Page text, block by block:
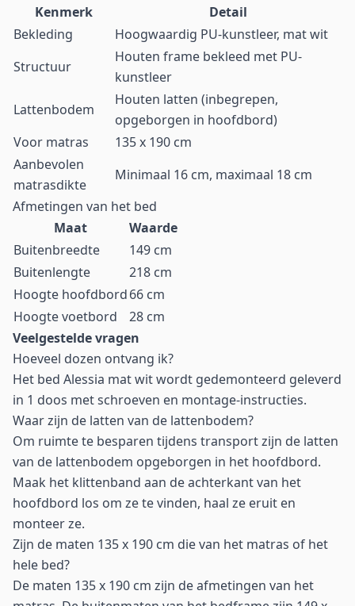
Kenmerk
Detail
Bekleding
Hoogwaardig PU-kunstleer, mat wit
Structuur
Houten frame bekleed met PU-
kunstleer
Lattenbodem
Houten latten (inbegrepen,
opgeborgen in hoofdbord)
Voor matras
135 x 190 cm
Aanbevolen
matrasdikte
Minimaal 16 cm, maximaal 18 cm
Afmetingen van het bed
Maat
Waarde
Buitenbreedte
149 cm
Buitenlengte
218 cm
Hoogte hoofdbord66 cm
Hoogte voetbord
28 cm
Veelgestelde vragen
Hoeveel dozen ontvang ik?
Het bed Alessia mat wit wordt gedemonteerd geleverd
in 1 doos met schroeven en montage-instructies.
Waar zijn de latten van de lattenbodem?
Om ruimte te besparen tijdens transport zijn de latten
van de lattenbodem opgeborgen in het hoofdbord.
Maak het klittenband aan de achterkant van het
hoofdbord los om ze te vinden, haal ze eruit en
monteer ze.
Zijn de maten 135 x 190 cm die van het matras of het
hele bed?
De maten 135 x 190 cm zijn de afmetingen van het